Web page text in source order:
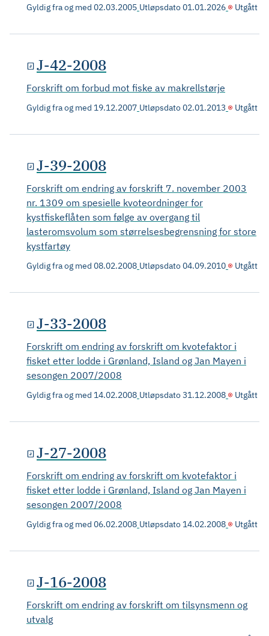
Gyldig fra og med 02.03.2005 Utløpsdato01.01.2026 Utgått
J-42-2008
Forskrift om forbud mot fiske av makrellstørje
Gyldig fra og med 19.12.2007 Utløpsdato02.01.2013 Utgått
J-39-2008
Forskrift om endring av forskrift 7. november 2003
nr. 1309 om spesielle kvoteordninger for
kystfiskeflåten som følge av overgang til
lasteromsvolum som størrelsesbegrensning for store
kystfartøy
Gyldig fra og med 08.02.2008 Utløpsdato04.09.2010 Utgått
J-33-2008
Forskrift om endring av forskrift om kvotefaktor i
fisket etter lodde i Grønland, Island og Jan Mayen i
sesongen 2007/2008
Gyldig fra og med 14.02.2008 Utløpsdato31.12.2008 Utgått
J-27-2008
Forskrift om endring av forskrift om kvotefaktor i
fisket etter lodde i Grønland, Island og Jan Mayen i
sesongen 2007/2008
Gyldig fra og med 06.02.2008 Utløpsdato 14.02.2008 Utgått
J-16-2008
Forskrift om endring av forskrift om tilsynsmenn og
utvalg